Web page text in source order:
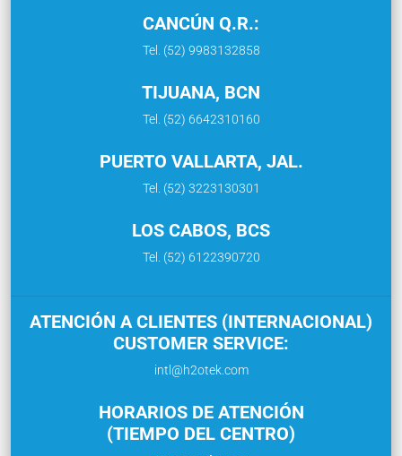
CANCÚN Q.R.:
Tel. (52) 9983132858
TIJUANA, BCN
Tel. (52) 6642310160
PUERTO VALLARTA, JAL.
Tel. (52) 3223130301
LOS CABOS, BCS
Tel. (52) 6122390720
ATENCIÓN A CLIENTES (INTERNACIONAL)
CUSTOMER SERVICE:
intl@h2otek.com
HORARIOS DE ATENCIÓN
(TIEMPO DEL CENTRO)